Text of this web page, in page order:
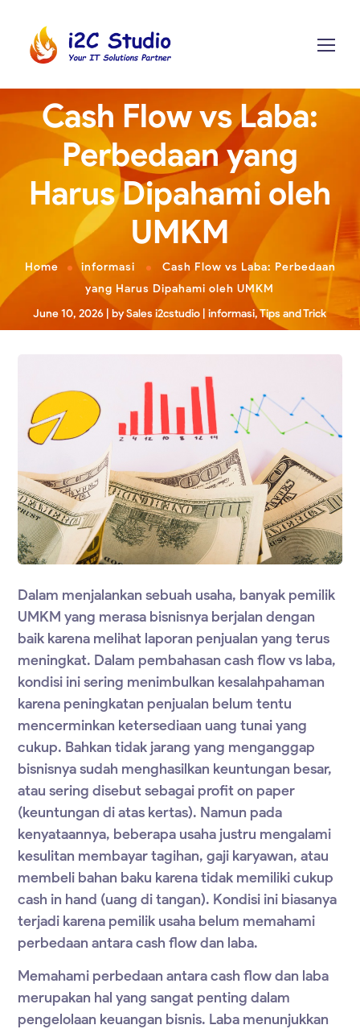
Cash Flow vs Laba:
Perbedaan yang
Harus Dipahami oleh
UMKM
Home informasi
Cash Flow vs Laba: Perbedaan
yang Harus Dipahami oleh UMKM
June 10, 2026 bySales i2cstudio informasi,Tips and Trick
Dalam menjalankan sebuah usaha, banyak pemilik
UMKM yang merasa bisnisnya berjalan dengan
baik karena melihat laporan penjualan yang terus
meningkat. Dalam pembahasan cash flow vs laba,
kondisi ini sering menimbulkan kesalahpahaman
karena peningkatan penjualan belum tentu
mencerminkan ketersediaan uang tunai yang
cukup. Bahkan tidak jarang yang menganggap
bisnisnya sudah menghasilkan keuntungan besar,
atau sering disebut sebagai profit on paper
(keuntungan di atas kertas). Namun pada
kenyataannya, beberapa usaha justru mengalami
kesulitan membayar tagihan, gaji karyawan, atau
membeli bahan baku karena tidak memiliki cukup
cash in hand (uang di tangan). Kondisi ini biasanya
terjadi karena pemilik usaha belum memahami
perbedaan antara cash flow dan laba.
Memahami perbedaan antara cash flow dan laba
merupakan hal yang sangat penting dalam
pengelolaan keuangan bisnis. Laba menunjukkan